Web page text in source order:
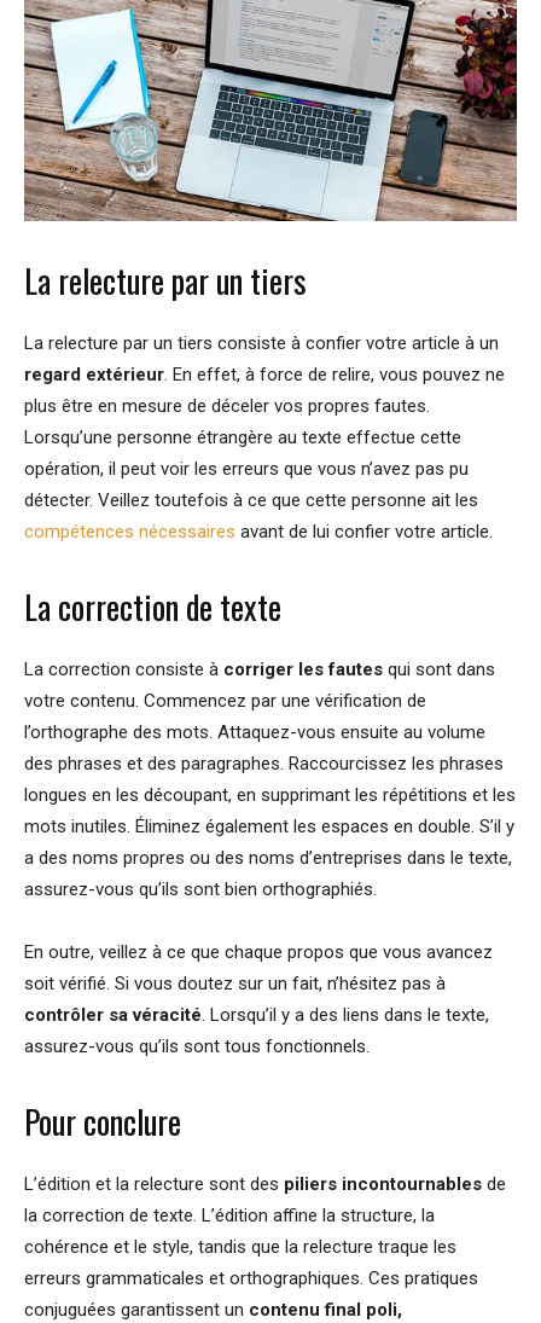
La relecture par un tiers
La relecture par un tiers consiste à confier votre article à un
regard extérieur. En effet, à force de relire, vous pouvez ne
plus être en mesure de déceler vos propres fautes.
Lorsqu’une personne étrangère au texte effectue cette
opération, il peut voir les erreurs que vous n’avez pas pu
détecter. Veillez toutefois à ce que cette personne ait les
compétences nécessaires avant de lui confier votre article.
La correction de texte
La correction consiste à corriger les fautes qui sont dans
votre contenu. Commencez par une vérification de
l’orthographe des mots. Attaquez-vous ensuite au volume
des phrases et des paragraphes. Raccourcissez les phrases
longues en les découpant, en supprimant les répétitions et les
mots inutiles. Éliminez également les espaces en double. S’il y
a des noms propres ou des noms d’entreprises dans le texte,
assurez-vous qu’ils sont bien orthographiés.
En outre, veillez à ce que chaque propos que vous avancez
soit vérifié. Si vous doutez sur un fait, n’hésitez pas à
contrôler sa véracité. Lorsqu’il y a des liens dans le texte,
assurez-vous qu’ils sont tous fonctionnels.
Pour conclure
L’édition et la relecture sont des piliers incontournables de
la correction de texte. L’édition affine la structure, la
cohérence et le style, tandis que la relecture traque les
erreurs grammaticales et orthographiques. Ces pratiques
conjuguées garantissent un contenu final poli,